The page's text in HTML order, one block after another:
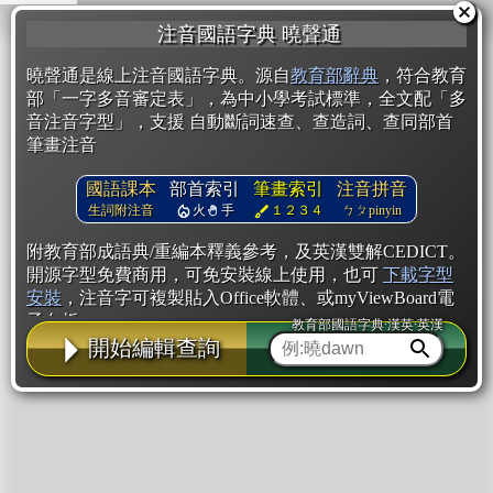
注音國語字典 曉聲通
曉聲通是線上注音國語字典。源自教育部辭典 ，符合教育
部「一字多音審定表」，為中小學考試標準，全文配「多
音注音字型」，支援 自動斷詞速查、查造詞、查同部首
筆畫注音
國語課本
生詞附注音
部首索引
火 手
筆畫索引
１２３４
注音拼音
ㄅㄆpinyin
附教育部成語典/重編本釋義參考，及英漢雙解CEDICT。
開源字型免費商用，可免安裝線上使用，也可 下載字型
安裝 ，注音字可複製貼入Office軟體、或myViewBoard電
子白板。
辭典使用方法 注音IVS字型編輯器
開始編輯查詢
教育部國語字典·漢英·英漢